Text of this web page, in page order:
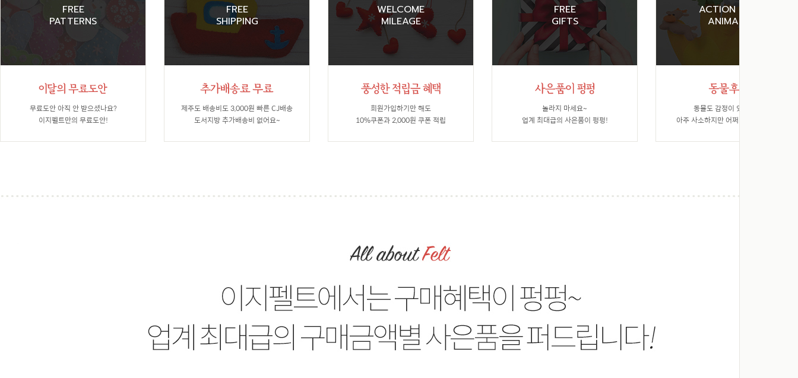
FREE
PATTERNS
무료도안 아직 안 받으셨나요?
이지펠트만의 무료도안!
FREE
SHIPPING
제주도 배송비도 3,000원 빠른 CJ배송
도서지방 추가배송비 없어요~
WELCOME
MILEAGE
회원가입하기만 해도
10%쿠폰과 2,000원 쿠폰 적립
FREE
GIFTS
놀라지 마세요~
업계 최대급의 사은품이 펑펑!
ACTION FOR
ANIMALS
동물도 감정이 있습니다.
아주 사소하지만 어쩌면 가장 소중한